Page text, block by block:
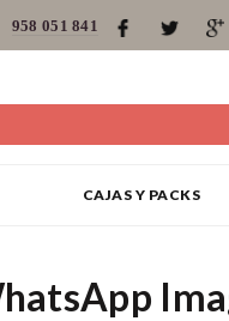
958 051 841
CAJAS Y PACKS